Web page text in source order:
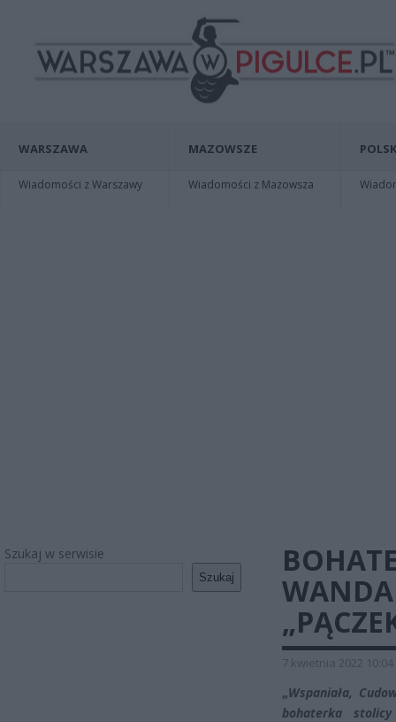
WARSZAWA
Wiadomości z Warszawy
MAZOWSZE
Wiadomości z Mazowsza
Szukaj w serwisie
Szukaj
WANDA
7 kwietnia 2022 10:04
„Wspaniała,
bohaterka